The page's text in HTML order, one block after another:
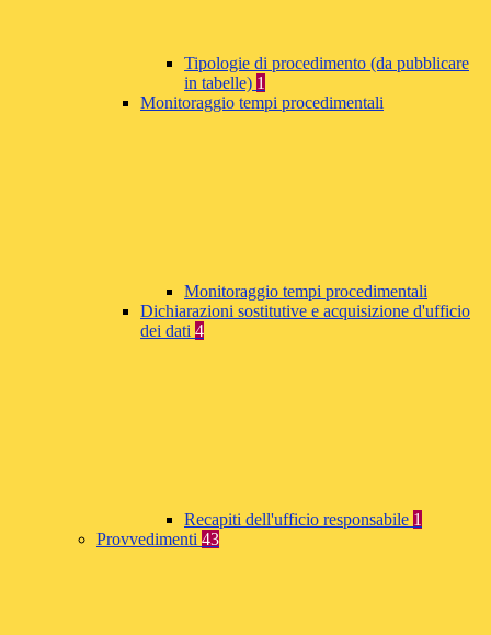
Tipologie di procedimento (da pubblicare
in tabelle) 1
Monitoraggio tempi procedimentali
Monitoraggio tempi procedimentali
Dichiarazioni sostitutive e acquisizione d'ufficio
dei dati 4
Recapiti dell'ufficio responsabile 1
Provvedimenti 43